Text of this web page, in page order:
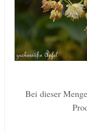
Bei dieser